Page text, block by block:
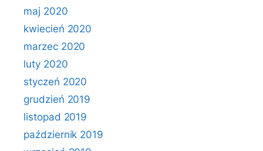
maj 2020
kwiecień 2020
marzec 2020
luty 2020
styczeń 2020
grudzień 2019
listopad 2019
październik 2019